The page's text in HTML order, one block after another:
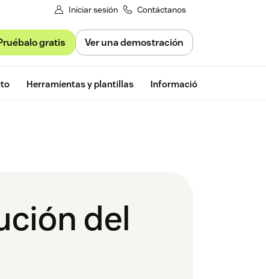
Iniciar sesión Contáctanos
gratis Ver una demostración
Herramientas y plantillas Información de Zendesk
del